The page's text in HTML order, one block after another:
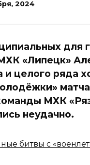
2024
для
«Липецк»
и целого ряда
МХК
неудачно.